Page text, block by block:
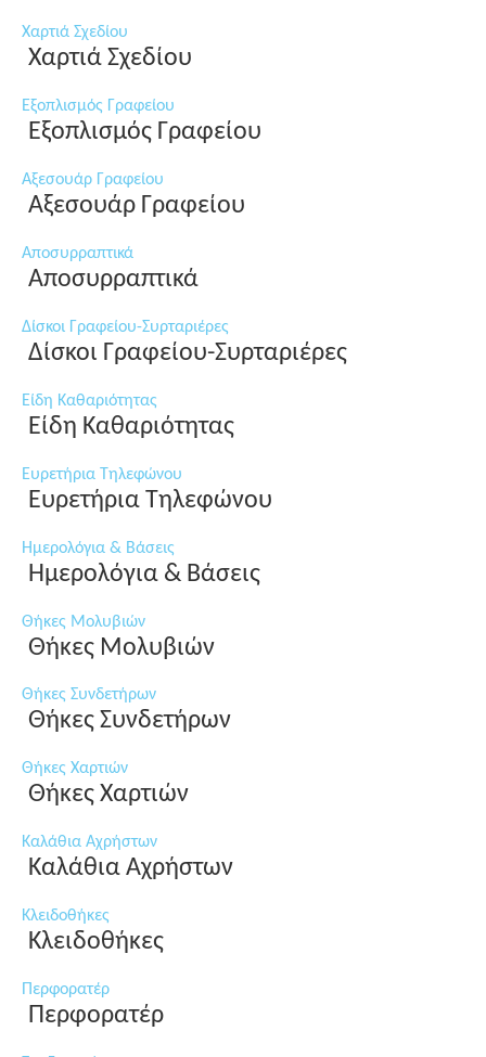
Χαρτιά Σχεδίου
Χαρτιά Σχεδίου
Εξοπλισμός Γραφείου
Εξοπλισμός Γραφείου
Αξεσουάρ Γραφείου
Αξεσουάρ Γραφείου
Αποσυρραπτικά
Αποσυρραπτικά
Δίσκοι Γραφείου-Συρταριέρες
Δίσκοι Γραφείου-Συρταριέρες
Είδη Καθαριότητας
Είδη Καθαριότητας
Ευρετήρια Τηλεφώνου
Ευρετήρια Τηλεφώνου
Ημερολόγια & Βάσεις
Ημερολόγια & Βάσεις
Θήκες Μολυβιών
Θήκες Μολυβιών
Θήκες Συνδετήρων
Θήκες Συνδετήρων
Θήκες Χαρτιών
Θήκες Χαρτιών
Καλάθια Αχρήστων
Καλάθια Αχρήστων
Κλειδοθήκες
Κλειδοθήκες
Περφορατέρ
Περφορατέρ